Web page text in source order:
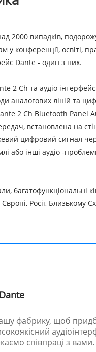
2000 випадків,
конференції, освіті,
Dante - один з них.
2 Ch та аудіо
аналогових ліній та
2 Ch Bluetooth Panel
встановлена ​​на
цифровий сигнал
або інші аудіо -
багатофункціональні
Росії, Близькому
фабрику, щоб
співпраці з вами.